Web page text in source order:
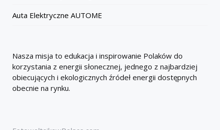
Auta Elektryczne AUTOME
Nasza misja to edukacja i inspirowanie Polaków do
korzystania z energii słonecznej, jednego z najbardziej
obiecujących i ekologicznych źródeł energii dostępnych
obecnie na rynku.